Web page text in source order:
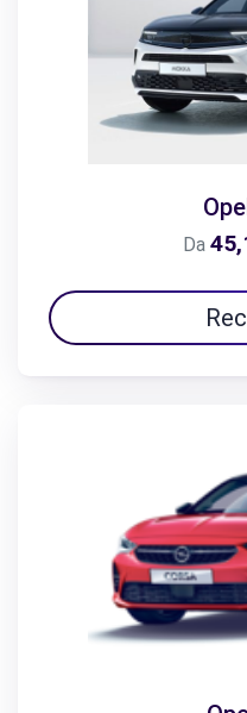
Da